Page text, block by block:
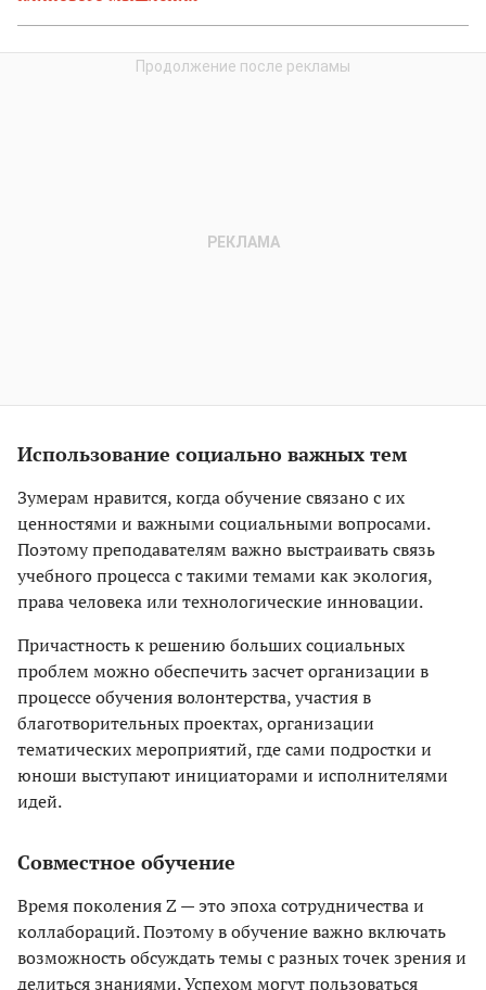
Использование социально важных тем
Зумерам нравится, когда обучение связано с их
ценностями и важными социальными вопросами.
Поэтому преподавателям важно выстраивать связь
учебного процесса с такими темами как экология,
права человека или технологические инновации.
Причастность к решению больших социальных
проблем можно обеспечить засчет организации в
процессе обучения волонтерства, участия в
благотворительных проектах, организации
тематических мероприятий, где сами подростки и
юноши выступают инициаторами и исполнителями
идей.
Совместное обучение
Время поколения Z — это эпоха сотрудничества и
коллабораций. Поэтому в обучение важно включать
возможность обсуждать темы с разных точек зрения и
делиться знаниями. Успехом могут пользоваться